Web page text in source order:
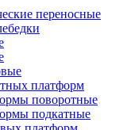
переносные
платформ
поворотные
подкатные